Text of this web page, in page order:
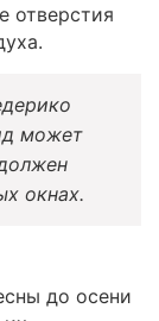
отверстия
может
окнах.
до осени